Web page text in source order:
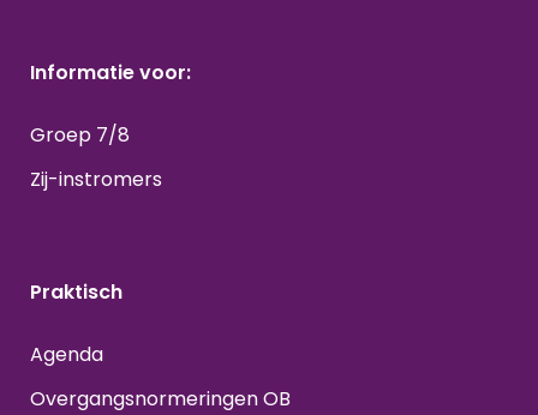
Informatie voor:
Groep 7/8
Zij-instromers
Praktisch
Agenda
Overgangsnormeringen OB